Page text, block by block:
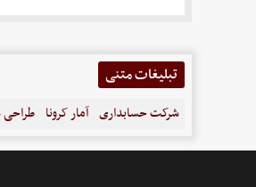
تبلیغات متنی
شرکت حسابداری آمار کرونا